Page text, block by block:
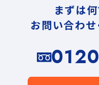
まずは
お問い合わせ